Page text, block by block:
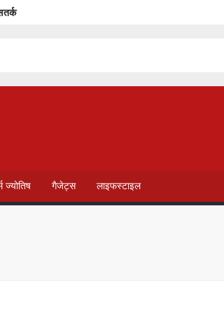
ज्योतिष गैजेट्स लाइफस्टाइल